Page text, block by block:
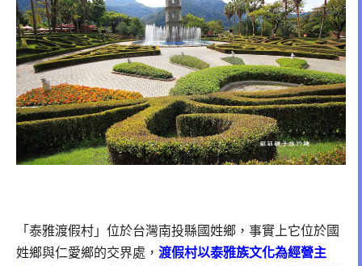
「泰雅渡假村」位於台灣南投縣國姓鄉，事實上它位於國
姓鄉與仁愛鄉的交界處， 渡假村以泰雅族文化為經營主